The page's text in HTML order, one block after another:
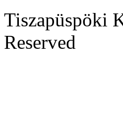
Tiszapüspöki
Reserved